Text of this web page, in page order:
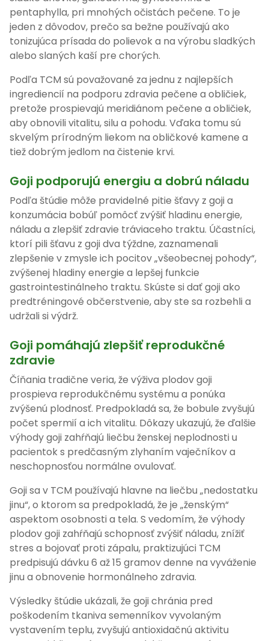
pentaphylla, pri mnohých očistách pečene. To je
jeden z dôvodov, prečo sa bežne používajú ako
tonizujúca prísada do polievok a na výrobu sladkých
alebo slaných kaší pre chorých.
Podľa TCM sú považované za jednu z najlepších
ingrediencií na podporu zdravia pečene a obličiek,
pretože prospievajú meridiánom pečene a obličiek,
aby obnovili vitalitu, silu a pohodu. Vďaka tomu sú
skvelým prírodným liekom na obličkové kamene a
tiež dobrým jedlom na čistenie krvi.
Goji podporujú energiu a dobrú náladu
Podľa štúdie môže pravidelné pitie šťavy z goji a
konzumácia bobúľ pomôcť zvýšiť hladinu energie,
náladu a zlepšiť zdravie tráviaceho traktu. Účastníci,
ktorí pili šťavu z goji dva týždne, zaznamenali
zlepšenie v zmysle ich pocitov „všeobecnej pohody“,
zvýšenej hladiny energie a lepšej funkcie
gastrointestinálneho traktu. Skúste si dať goji ako
predtréningové občerstvenie, aby ste sa rozbehli a
udržali si výdrž.
Goji pomáhajú zlepšiť reprodukčné
zdravie
Číňania tradične veria, že výživa plodov goji
prospieva reprodukčnému systému a ponúka
zvýšenú plodnosť. Predpokladá sa, že bobule zvyšujú
počet spermií a ich vitalitu. Dôkazy ukazujú, že ďalšie
výhody goji zahŕňajú liečbu ženskej neplodnosti u
pacientok s predčasným zlyhaním vaječníkov a
neschopnosťou normálne ovulovať.
Goji sa v TCM používajú hlavne na liečbu „nedostatku
jinu“, o ktorom sa predpokladá, že je „ženským“
aspektom osobnosti a tela. S vedomím, že výhody
plodov goji zahŕňajú schopnosť zvýšiť náladu, znížiť
stres a bojovať proti zápalu, praktizujúci TCM
predpisujú dávku 6 až 15 gramov denne na vyváženie
jinu a obnovenie hormonálneho zdravia.
Výsledky štúdie ukázali, že goji chránia pred
poškodením tkaniva semenníkov vyvolaným
vystavením teplu, zvyšujú antioxidačnú aktivitu